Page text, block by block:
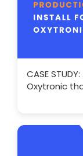
CASE
Oxytronic